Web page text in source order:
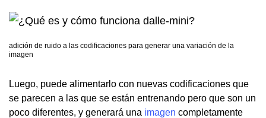
adición de ruido a las codificaciones para generar una variación de la
imagen
Luego, puede alimentarlo con nuevas codificaciones que
se parecen a las que se están entrenando pero que son un
poco diferentes, y generará una imagen completamente